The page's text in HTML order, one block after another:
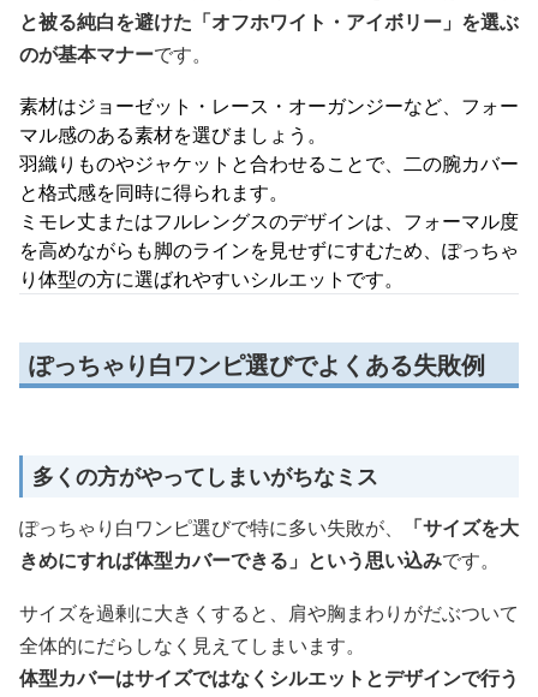
と被る純白を避けた「オフホワイト・アイボリー」を選ぶ
のが基本マナーです。
素材はジョーゼット・レース・オーガンジーなど、フォー
マル感のある素材を選びましょう。
羽織りものやジャケットと合わせることで、二の腕カバー
と格式感を同時に得られます。
ミモレ丈またはフルレングスのデザインは、フォーマル度
を高めながらも脚のラインを見せずにすむため、ぽっちゃ
り体型の方に選ばれやすいシルエットです。
ぽっちゃり白ワンピ選びでよくある失敗例
多くの方がやってしまいがちなミス
ぽっちゃり白ワンピ選びで特に多い失敗が、
「サイズを大
きめにすれば体型カバーできる」という思い込みです。
サイズを過剰に大きくすると、肩や胸まわりがだぶついて
全体的にだらしなく見えてしまいます。
体型カバーはサイズではなくシルエットとデザインで行う